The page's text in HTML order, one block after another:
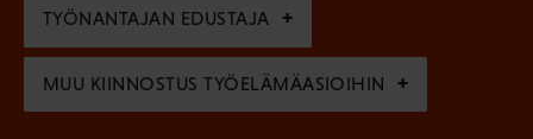
n
)
TYÖNANTAJAN EDUSTAJA
MUU KIINNOSTUS TYÖELÄMÄASIOIHIN